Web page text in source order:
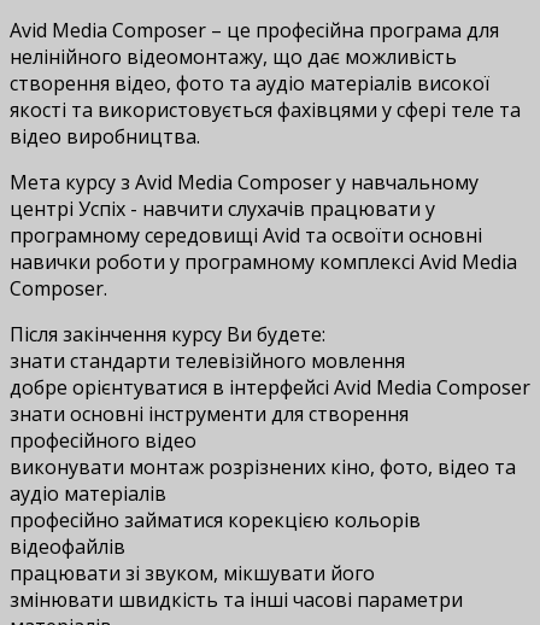
Avid Media Composer – це професійна програма для
нелінійного відеомонтажу, що дає можливість
створення відео, фото та аудіо матеріалів високої
якості та використовується фахівцями у сфері теле та
відео виробництва.
Мета курсу з Avid Media Composer у навчальному
центрі Успіх - навчити слухачів працювати у
програмному середовищі Avid та освоїти основні
навички роботи у програмному комплексі Avid Media
Composer.
Після закінчення курсу Ви будете:
знати стандарти телевізійного мовлення
добре орієнтуватися в інтерфейсі Avid Media Composer
знати основні інструменти для створення
професійного відео
виконувати монтаж розрізнених кіно, фото, відео та
аудіо матеріалів
професійно займатися корекцією кольорів
відеофайлів
працювати зі звуком, мікшувати його
змінювати швидкість та інші часові параметри